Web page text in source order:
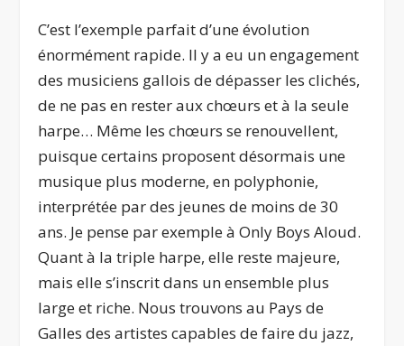
C’est l’exemple parfait d’une évolution
énormément rapide. Il y a eu un engagement
des musiciens gallois de dépasser les clichés,
de ne pas en rester aux chœurs et à la seule
harpe… Même les chœurs se renouvellent,
puisque certains proposent désormais une
musique plus moderne, en polyphonie,
interprétée par des jeunes de moins de 30
ans. Je pense par exemple à Only Boys Aloud.
Quant à la triple harpe, elle reste majeure,
mais elle s’inscrit dans un ensemble plus
large et riche. Nous trouvons au Pays de
Galles des artistes capables de faire du jazz,